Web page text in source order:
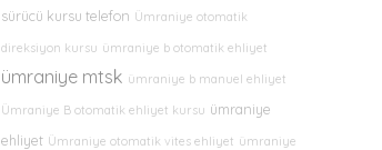
sürücü kursu telefon Ümraniye otomatik
direksiyon kursu ümraniye b otomatik ehliyet
ümraniye mtsk ümraniye b manuel ehliyet
Ümraniye B otomatik ehliyet kursu ümraniye
ehliyet Ümraniye otomatik vites ehliyet ümraniye